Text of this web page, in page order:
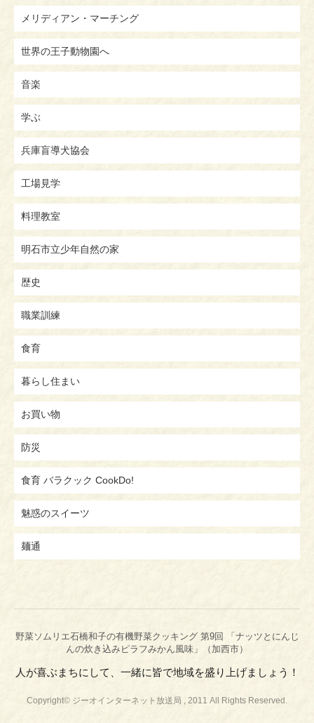
メリディアン・マーチング
世界の王子動物園へ
音楽
学ぶ
兵庫盲導犬協会
工場見学
料理教室
明石市立少年自然の家
歴史
職業訓練
食育
暮らし住まい
お買い物
防災
食育 バラクック CookDo!
魅惑のスイーツ
麺通
野菜ソムリエ石橋和子の有機野菜クッキング 第9回 「ナッツとにんじ
んの炊き込みピラフみかん風味」（加西市）
人が喜ぶまちにして、一緒に皆で地域を盛り上げましょう！
Copyright© ジーオインターネット放送局 , 2011 All Rights Reserved.